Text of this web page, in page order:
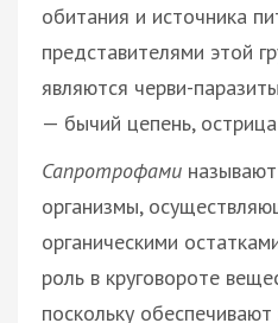
обитания и источника
представителями этой
являются черви-
— бычий цепень,
Сапротрофами
организмы,
органическими
роль в круговороте
поскольку